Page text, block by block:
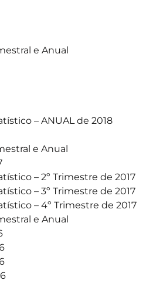
e Anual
– ANUAL de 2018
e Anual
– 2º Trimestre de 2017
– 3º Trimestre de 2017
– 4º Trimestre de 2017
e Anual